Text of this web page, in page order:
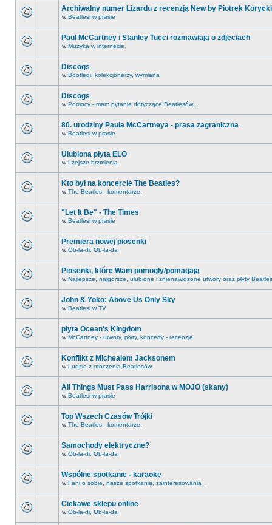
Archiwalny numer Lizardu z recenzją New by Piotrek Korycki
w Beatlesi w prasie
Paul McCartney i Stanley Tucci rozmawiają o zdjęciach
w Muzyka w internecie.
Discogs
w Bootlegi, kolekcjonerzy, wymiana
Discogs
w Pomocy - mam pytanie dotyczące Beatlesów...
80. urodziny Paula McCartneya - prasa zagraniczna
w Beatlesi w prasie
Ulubiona płyta ELO
w Lżejsze brzmienia
Kto był na koncercie The Beatles?
w The Beatles - komentarze.
"Let It Be" - The Times
w Beatlesi w prasie
Premiera nowej piosenki
w Ob-la-di, Ob-la-da
Piosenki, które Wam pomogły/pomagają
w Najlepsze, najgorsze, ulubione i znienawidzone utwory oraz płyty
John & Yoko: Above Us Only Sky
w Beatlesi w TV
płyta Ocean's Kingdom
w McCartney - utwory, płyty, koncerty - recenzje.
Konflikt z Michealem Jacksonem
w Ludzie z otoczenia Beatlesów
All Things Must Pass Harrisona w MOJO (skany)
w Beatlesi w prasie
Top Wszech Czasów Trójki
w The Beatles - komentarze.
Samochody elektryczne?
w Ob-la-di, Ob-la-da
Wspólne spotkanie - karaoke
w Fani o sobie, nasze spotkania, zainteresowania_
Ciekawe sklepu online
w Ob-la-di, Ob-la-da